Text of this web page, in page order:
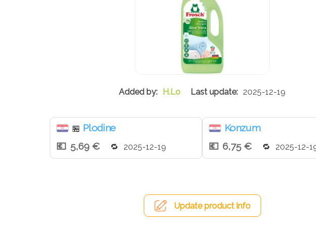
H.Lo 2025-12-19
🏪 Plodine
5,69 €
2025-12-19
Konzum
6,75 €
2025-12-
Update product info